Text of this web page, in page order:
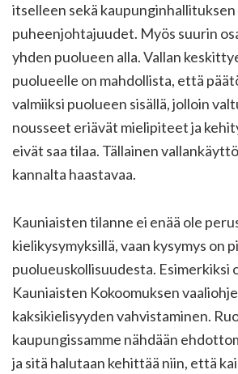
itselleen sekä
puheenjohtajuudet. Myös suurin
yhden puolueen alla. Vallan
puolueelle on mahdollista, että
valmiiksi puolueen sisällä, jolloin
nousseet eriävät mielipiteet ja
eivät saa tilaa. Tällainen
kannalta haastavaa.
Kauniaisten tilanne ei enää ole
kielikysymyksillä, vaan kysymys on
puolueuskollisuudesta. Esimerkiksi
Kauniaisten Kokoomuksen
kaksikielisyyden vahvistaminen.
kaupungissamme nähdään
ja sitä halutaan kehittää niin, että